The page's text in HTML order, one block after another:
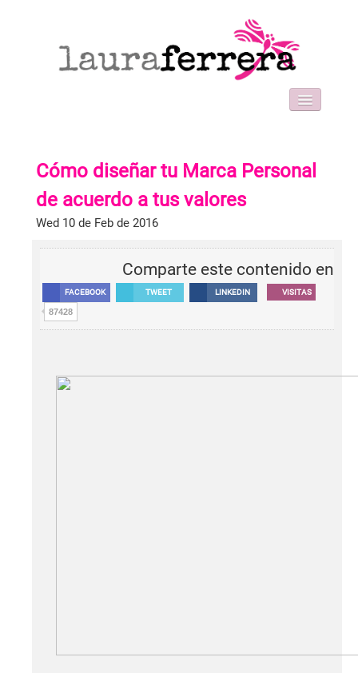
WORK WITH ME
FORMACIONES
BLOG
Cómo diseñar tu Marca Personal
de acuerdo a tus valores
Wed 10 de Feb de 2016
Comparte este contenido en
FACEBOOK TWEET LINKEDIN VISITAS
87428